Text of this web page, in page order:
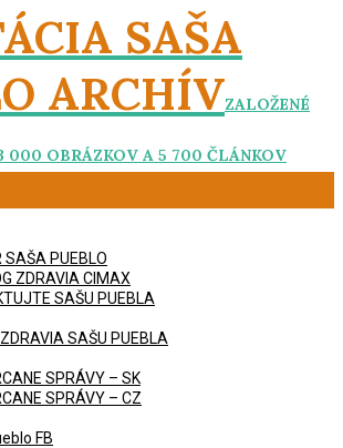
SAŠA
ARCHÍVZALOŽENÉ
000 OBRÁZKOV A 5 700 ČLÁNKOV
SAŠA PUEBLO
ZDRAVIA CIMAX
SAŠU PUEBLA
SAŠU PUEBLA
SPRÁVY – SK
SPRÁVY – CZ
FB